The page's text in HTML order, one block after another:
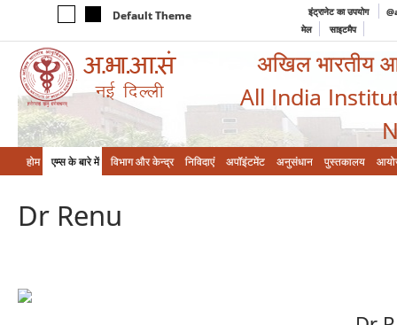
Default Theme इंट्रानेट का उपयोग
मेल
साइटमैप
अखिल भारतीय
All India
होम एम्‍स के बारे में विभाग और केन्‍द्र निविदाएं अपॉइंटमेंट अनुसंधान पुस्तकालय
Dr Renu